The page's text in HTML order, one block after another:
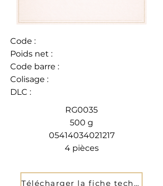
Code :
Poids net :
Code barre :
Colisage :
DLC :
RG0035
500 g
05414034021217
4 pièces
Télécharger la fiche technique